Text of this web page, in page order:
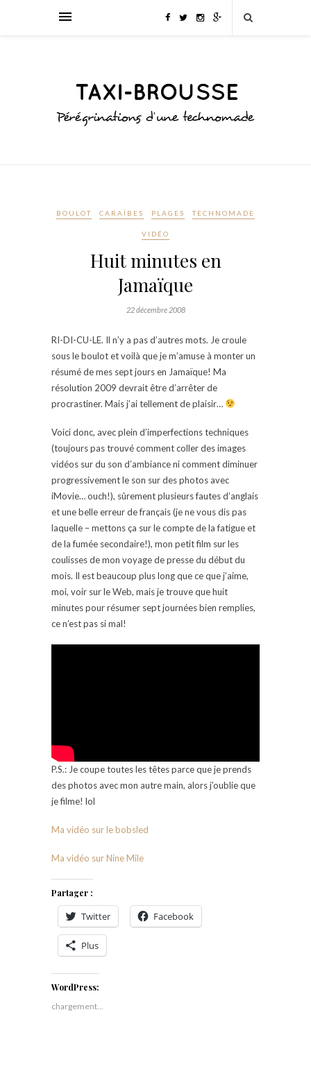
BOULOT CARAÏBES PLAGES TECHNOMADE
VIDÉO
Huit minutes en
Jamaïque
22 décembre 2008
RI-DI-CU-LE. Il n’y a pas d’autres mots. Je croule
sous le boulot et voilà que je m’amuse à monter un
résumé de mes sept jours en Jamaïque! Ma
résolution 2009 devrait être d’arrêter de
procrastiner. Mais j’ai tellement de plaisir…
Voici donc, avec plein d’imperfections techniques
(toujours pas trouvé comment coller des images
vidéos sur du son d’ambiance ni comment diminuer
progressivement le son sur des photos avec
iMovie… ouch!), sûrement plusieurs fautes d’anglais
et une belle erreur de français (je ne vous dis pas
laquelle – mettons ça sur le compte de la fatigue et
de la fumée secondaire!), mon petit film sur les
coulisses de mon voyage de presse du début du
mois. Il est beaucoup plus long que ce que j’aime,
moi, voir sur le Web, mais je trouve que huit
minutes pour résumer sept journées bien remplies,
ce n’est pas si mal!
P.S.: Je coupe toutes les têtes parce que je prends
des photos avec mon autre main, alors j’oublie que
je filme! lol
Ma vidéo sur le bobsled
Ma vidéo sur Nine Mile
Partager :
Twitter Facebook
Plus
WordPress:
chargement…